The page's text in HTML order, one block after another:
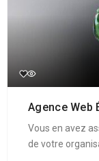
Agence Web
Vous en avez
de votre